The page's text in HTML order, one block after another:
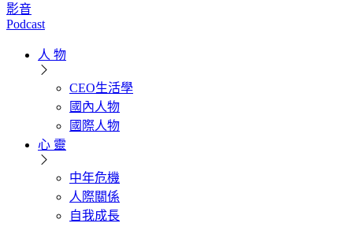
影音
Podcast
人 物
CEO生活學
國內人物
國際人物
心 靈
中年危機
人際關係
自我成長